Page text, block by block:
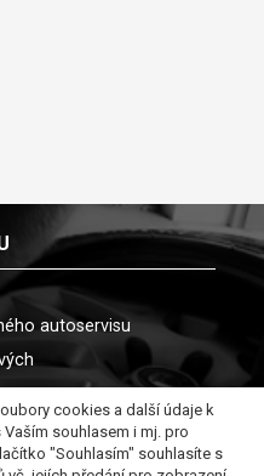
autoservisu
autoservisycookies a další údaje k
souhlasem i mj. pro
"Souhlasím" souhlasíte s